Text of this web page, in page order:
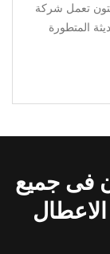
تعمل شركة
المتطورة
فى جميع